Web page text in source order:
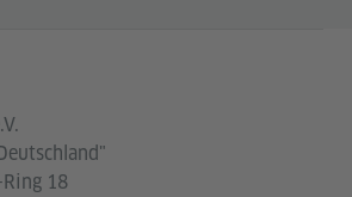
18